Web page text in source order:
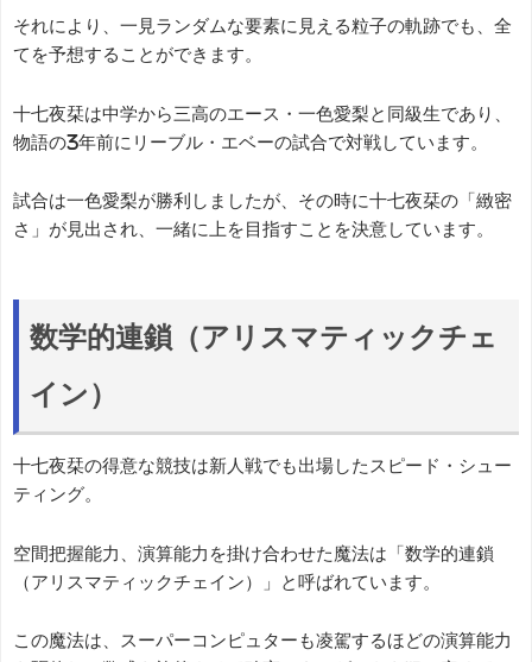
それにより、一見ランダムな要素に見える粒子の軌跡でも、全
てを予想することができます。
十七夜栞は中学から三高のエース・一色愛梨と同級生であり、
物語の3年前にリーブル・エベーの試合で対戦しています。
試合は一色愛梨が勝利しましたが、その時に十七夜栞の「緻密
さ」が見出され、一緒に上を目指すことを決意しています。
数学的連鎖（アリスマティックチェ
イン）
十七夜栞の得意な競技は新人戦でも出場したスピード・シュー
ティング。
空間把握能力、演算能力を掛け合わせた魔法は「数学的連鎖
（アリスマティックチェイン）」と呼ばれています。
この魔法は、スーパーコンピュターも凌駕するほどの演算能力